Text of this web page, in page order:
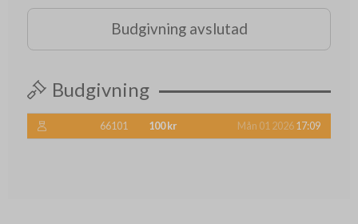
Budgivning avslutad
Budgivning
66101 100 kr Mån 01 202617:09